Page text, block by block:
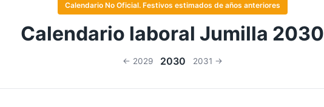
Calendario No Oficial. Festivos estimados de años anteriores
Calendario laboral Jumilla 2030
← 2029 2030 2031 →